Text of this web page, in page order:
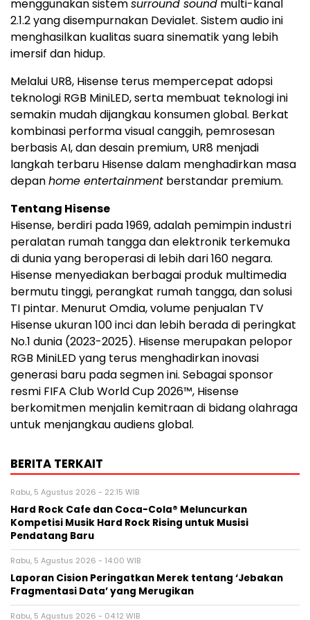
menggunakan sistemsurround sound multi-kanal
2.1.2 yang disempurnakan Devialet. Sistem audio ini
menghasilkan kualitas suara sinematik yang lebih
imersif dan hidup.
Melalui UR8, Hisense terus mempercepat adopsi
teknologi RGB MiniLED, serta membuat teknologi ini
semakin mudah dijangkau konsumen global. Berkat
kombinasi performa visual canggih, pemrosesan
berbasis AI, dan desain premium, UR8 menjadi
langkah terbaru Hisense dalam menghadirkan masa
depanhome entertainment berstandar premium.
Tentang Hisense
Hisense, berdiri pada 1969, adalah pemimpin industri
peralatan rumah tangga dan elektronik terkemuka
di dunia yang beroperasi di lebih dari 160 negara.
Hisense menyediakan berbagai produk multimedia
bermutu tinggi, perangkat rumah tangga, dan solusi
TI pintar. Menurut Omdia, volume penjualan TV
Hisense ukuran 100 inci dan lebih berada di peringkat
No.1 dunia (2023-2025). Hisense merupakan pelopor
RGB MiniLED yang terus menghadirkan inovasi
generasi baru pada segmen ini. Sebagai sponsor
resmi FIFA Club World Cup 2026™, Hisense
berkomitmen menjalin kemitraan di bidang olahraga
untuk menjangkau audiens global.
BERITA TERKAIT
Rabu, 5 Agustus 2026 - 22:15 WIB
Hard Rock Cafe dan Coca-Cola® Meluncurkan
Kompetisi Musik Hard Rock Rising untuk Musisi
Pendatang Baru
Rabu, 5 Agustus 2026 - 14:00 WIB
Laporan Cision Peringatkan Merek tentang ‘Jebakan
Fragmentasi Data’ yang Merugikan
Rabu, 5 Agustus 2026 - 04:12 WIB